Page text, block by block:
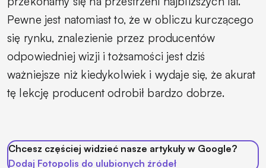
Pewne jest natomiast to, że w obliczu kurczącego
się rynku, znalezienie przez producentów
odpowiedniej wizji i tożsamości jest dziś
ważniejsze niż kiedykolwiek i wydaje się, że akurat
tę lekcję producent odrobił bardzo dobrze.
Chcesz częściej widzieć nasze artykuły w Google?
Dodaj Fotopolis do ulubionych źródeł